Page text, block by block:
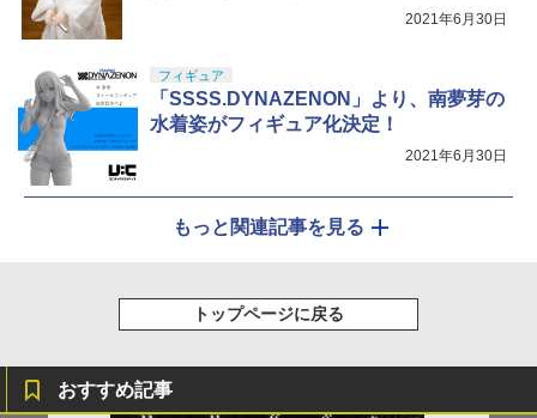
2021年6月30日
フィギュア
「SSSS.DYNAZENON」より、南夢芽の
水着姿がフィギュア化決定！
2021年6月30日
もっと関連記事を見る
トップページに戻る
おすすめ記事